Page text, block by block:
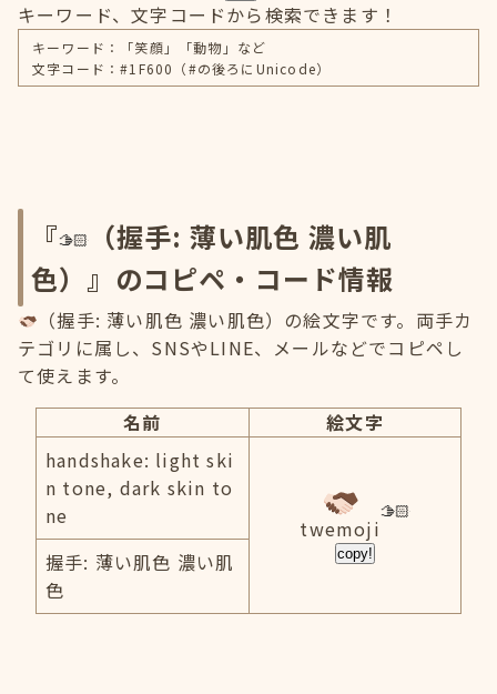
キーワード、文字コードから検索できます！
キーワード：「笑顔」「動物」など
文字コード：#1F600（#の後ろにUnicode）
『
（握手: 薄い肌色 濃い肌
色）』のコピペ・コード情報
（握手: 薄い肌色 濃い肌色）の絵文字です。両手カ
テゴリに属し、SNSやLINE、メールなどでコピペし
て使えます。
名前
絵文字
handshake: light ski
n tone, dark skin to
ne
twemoji
copy!
握手: 薄い肌色 濃い肌
色